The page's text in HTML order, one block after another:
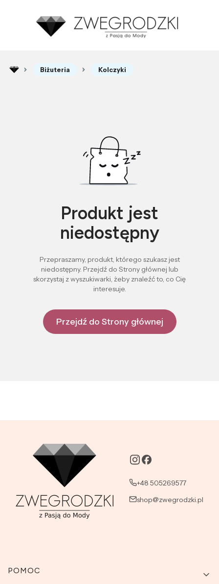
Biżuteria Kolczyki
Produkt jest
niedostępny
Przepraszamy, produkt, którego szukasz jest
niedostępny. Przejdź do Strony głównej lub
skorzystaj z wyszukiwarki, żeby znaleźć to, co Cię
interesuje.
Przejdź do Strony głównej
+48 505269577
shop@zwegrodzki.pl
Linki w stopce
POMOC